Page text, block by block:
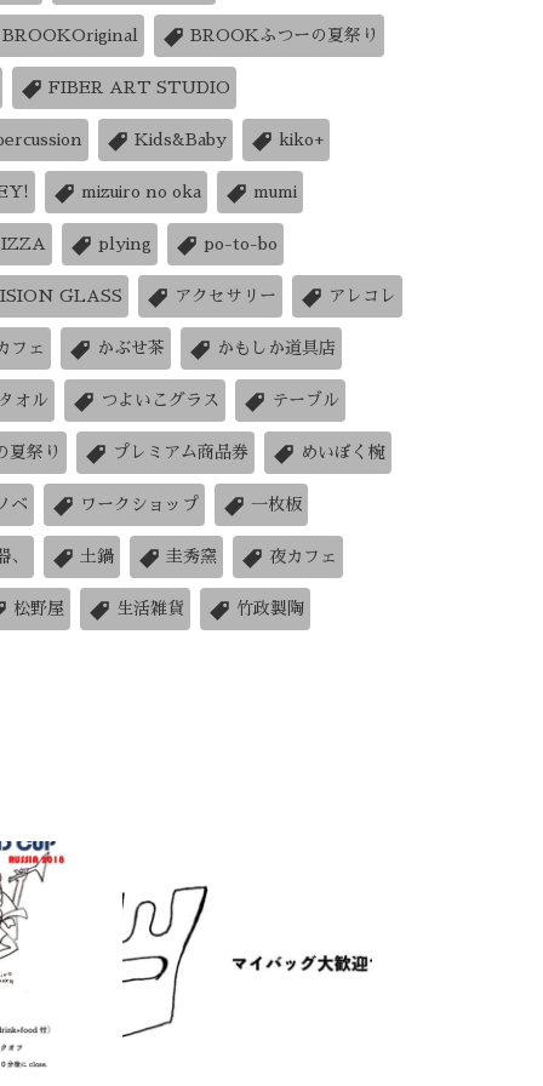
BROOKOriginal BROOKふつーの夏祭り
FIBER ART STUDIO
Kids&Baby kiko+
mizuiro no oka mumi
plying po-to-bo
GLASS アクセサリー アレコレ
フェ かぶせ茶 かもしか道具店
タオル つよいこグラス テーブル
夏祭り プレミアム商品券 めいぼく椀
ベ ワークショップ 一枚板
、 土鍋 圭秀窯 夜カフェ
松野屋 生活雑貨 竹政製陶